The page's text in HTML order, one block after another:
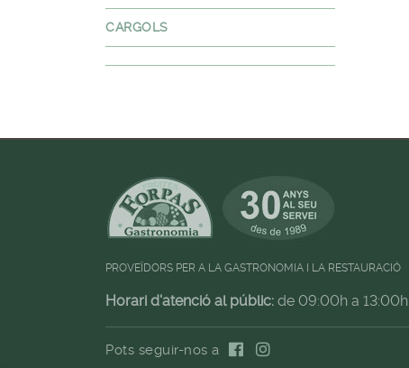
CARGOLS
PROVEÏDORS PER A LA GASTRONOMIA I LA RESTAURACIÓ
Horari d'atenció al públic: de 09:00h a 13:00h
Pots seguir-nos a